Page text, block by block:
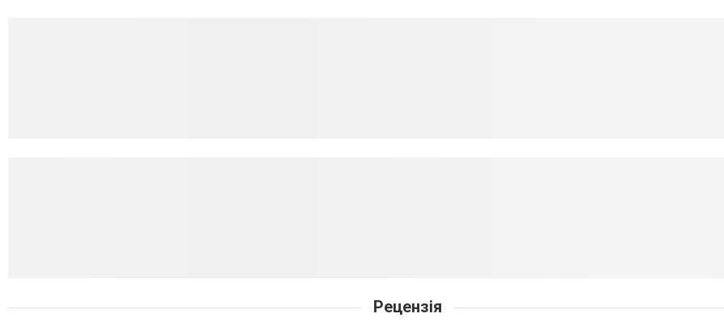
Рецензія